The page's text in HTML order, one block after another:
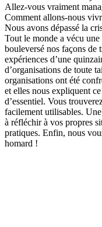
Allez-vous vraiment
Comment allons-nous
Nous avons dépassé la
Tout le monde a vécu
bouleversé nos façons de
expériences d’une
d’organisations de toute
organisations ont été
et elles nous expliquent
d’essentiel. Vous
facilement utilisables.
à réfléchir à vos propres
pratiques. Enfin, nous
homard !